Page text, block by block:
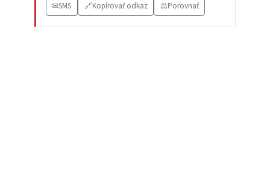
✉SMS 🔗Kopírovať odkaz ⚖️Porovnať